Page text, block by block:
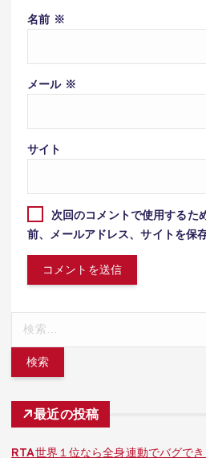
名前 ※
メール ※
サイト
次回のコメントで使用するた
前、メールアドレス、サイトを保存
最近の投稿
RTA世界１位なら全身連動でバグで